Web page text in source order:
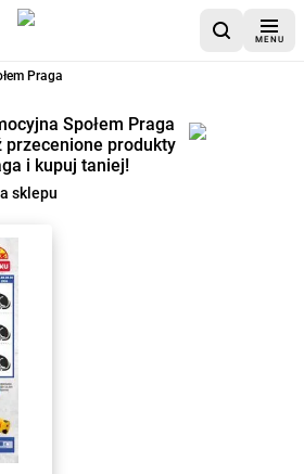
MENU
Praga
Społem Praga
przecenione produkty
i kupuj taniej!
sklepu